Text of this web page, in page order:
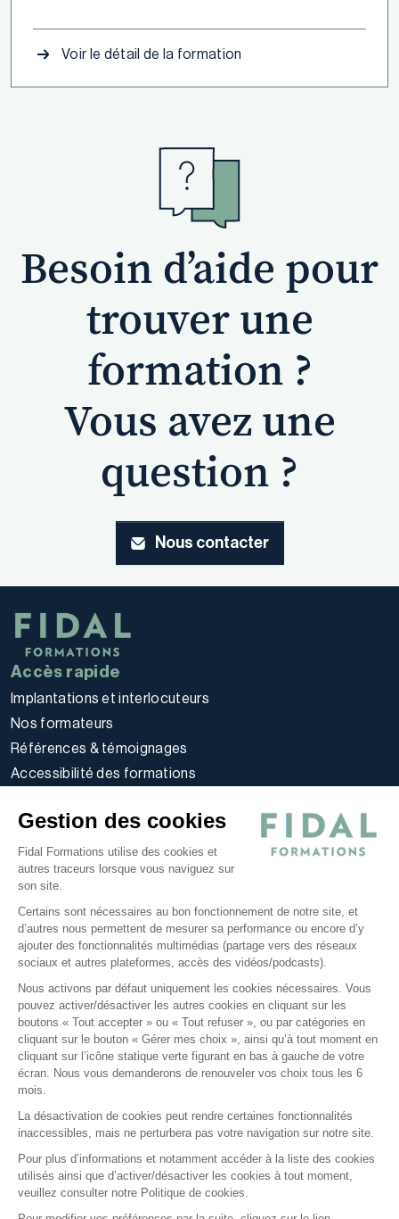
Gestion des cookies
Fidal Formations utilise des cookies et
autres traceurs lorsque vous naviguez sur
son site.
Certains sont nécessaires au bon fonctionnement de notre site, et
d’autres nous permettent de mesurer sa performance ou encore d’y
ajouter des fonctionnalités multimédias (partage vers des réseaux
sociaux et autres plateformes, accès des vidéos/podcasts).
Nous activons par défaut uniquement les cookies nécessaires. Vous
pouvez activer/désactiver les autres cookies en cliquant sur les
boutons « Tout accepter » ou « Tout refuser », ou par catégories en
cliquant sur le bouton « Gérer mes choix », ainsi qu’à tout moment en
cliquant sur l’icône statique verte figurant en bas à gauche de votre
écran. Nous vous demanderons de renouveler vos choix tous les 6
mois.
La désactivation de cookies peut rendre certaines fonctionnalités
inaccessibles, mais ne perturbera pas votre navigation sur notre site.
Pour plus d’informations et notamment accéder à la liste des cookies
utilisés ainsi que d’activer/désactiver les cookies à tout moment,
veuillez consulter notre Politique de cookies.
Voir le détail de la formation
Besoin d’aide pour
trouver une
formation ?
Vous avez une
question ?
Nous contacter
Accès rapide
Implantations et interlocuteurs
Nos formateurs
Références & témoignages
Accessibilité des formations
Politique d’utilisation des cookies
Politique de confidentialité
Conditions générales
Nos offres
E-learning
Formations certifiantes
Formations inter-entreprises
Formations intra-entreprises
Cycles d'actualité
Soyez alerté de nos nouvelles informations
Suivez-nous sur Linkedin
2026 Tous droits réservés.
Fidal Formations par Lemon Interactive